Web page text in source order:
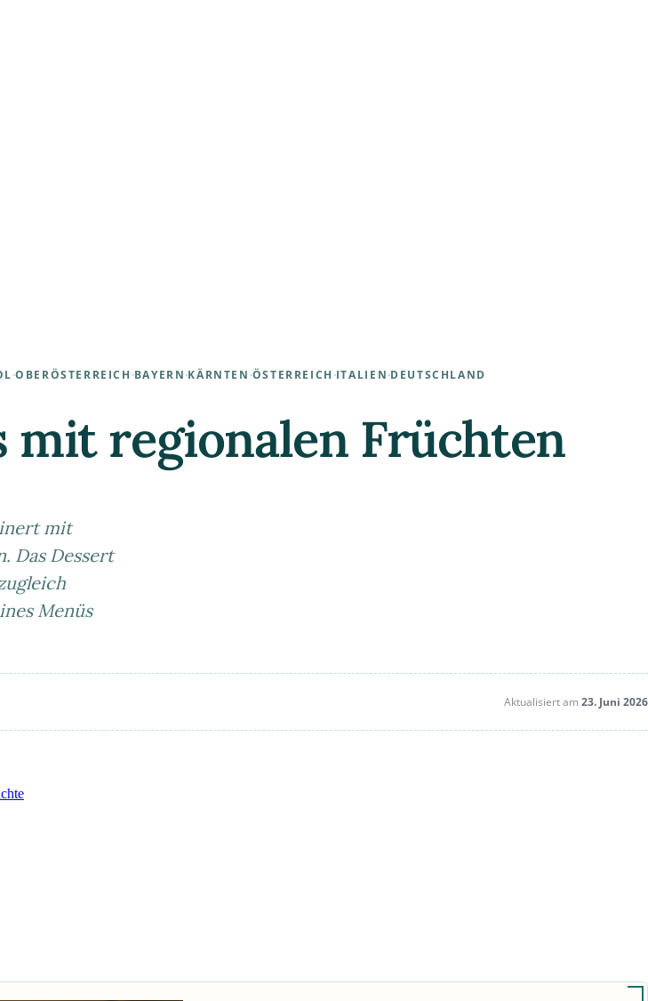
·OBERÖSTERREICH ·BAYERN ·KÄRNTEN ·ÖSTERREICH ·ITALIEN ·DEUTSCHLAND
regionalen Früchten
mit
Das Dessert
Menüs
Aktualisiert am 23. Juni 2026